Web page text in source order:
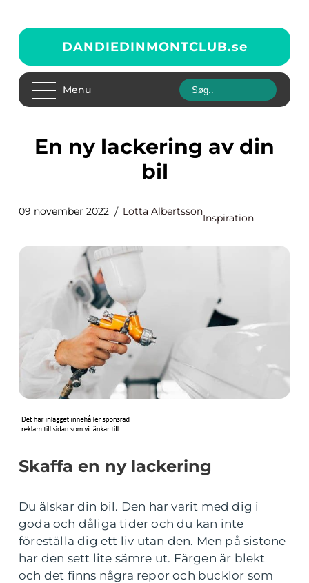
DANDIEDINMONTCLUB.se
Menu
En ny lackering av din
bil
09 november 2022 Lotta Albertsson
Inspiration
Skaffa en ny lackering
Du älskar din bil. Den har varit med dig i
goda och dåliga tider och du kan inte
föreställa dig ett liv utan den. Men på sistone
har den sett lite sämre ut. Färgen är blekt
och det finns några repor och bucklor som